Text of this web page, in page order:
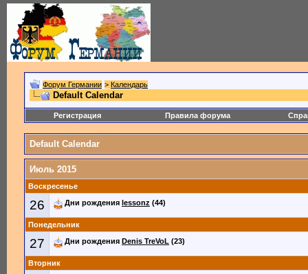
Форум Германии > Календарь
Default Calendar
Регистрация Правила форума
Default Calendar
Июль 2015
Воскресенье
26 Дни рождения lessonz (44)
Понедельник
27 Дни рождения Denis TreVoL (23)
Вторник